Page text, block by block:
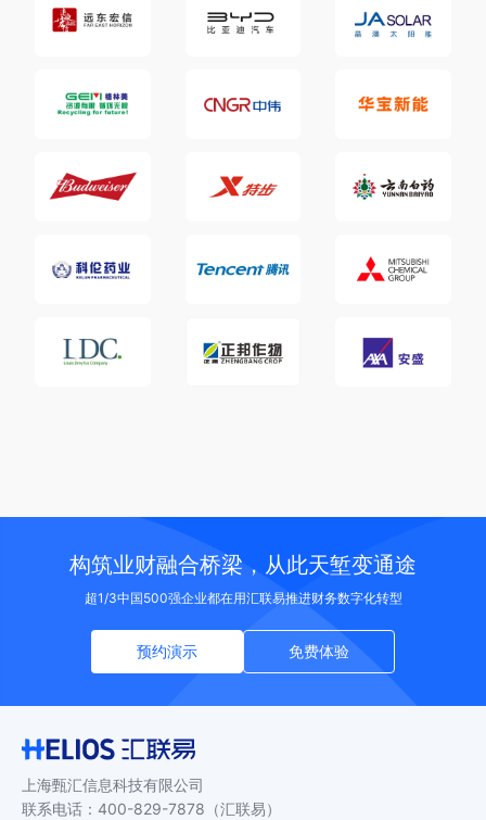
构筑业财融合桥梁，从此天堑变通途
超1/3中国500强企业都在用汇联易推进财务数字化转型
预约演示 免费体验
上海甄汇信息科技有限公司
联系电话 ： 400-829-7878 （汇联易）